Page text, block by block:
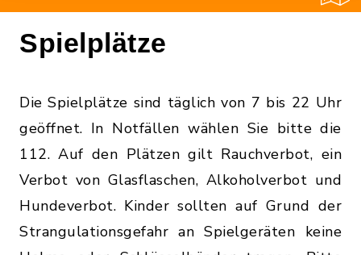
Spielplätze
Die Spielplätze sind täglich von 7 bis 22 Uhr
geöffnet. In Notfällen wählen Sie bitte die
112. Auf den Plätzen gilt Rauchverbot, ein
Verbot von Glasflaschen, Alkoholverbot und
Hundeverbot. Kinder sollten auf Grund der
Strangulationsgefahr an Spielgeräten keine